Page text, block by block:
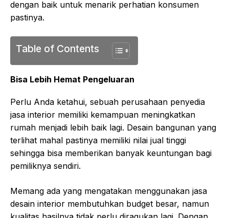
dengan baik untuk menarik perhatian konsumen
pastinya.
Table of Contents
Bisa Lebih Hemat Pengeluaran
Perlu Anda ketahui, sebuah perusahaan penyedia
jasa interior memiliki kemampuan meningkatkan
rumah menjadi lebih baik lagi. Desain bangunan yang
terlihat mahal pastinya memiliki nilai jual tinggi
sehingga bisa memberikan banyak keuntungan bagi
pemiliknya sendiri.
Memang ada yang mengatakan menggunakan jasa
desain interior membutuhkan budget besar, namun